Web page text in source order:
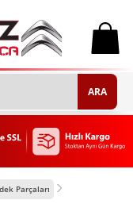
0
ARA
Parçaları